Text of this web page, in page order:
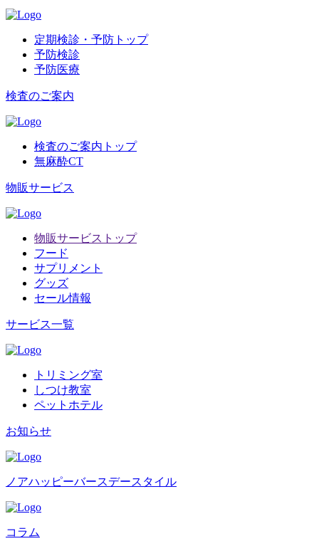
定期検診・予防トップ
予防検診
予防医療
検査のご案内
検査のご案内トップ
無麻酔CT
物販サービス
物販サービストップ
フード
サプリメント
グッズ
セール情報
サービス一覧
トリミング室
しつけ教室
ペットホテル
お知らせ
ノアハッピーバースデースタイル
コラム